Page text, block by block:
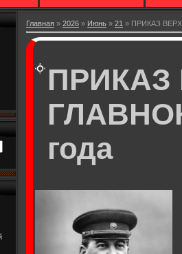
Главная » 2026 » Июнь » 21 » ПРИКАЗ
ПРИКАЗ
года